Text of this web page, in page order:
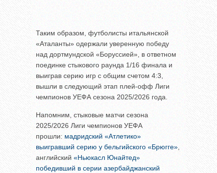
Таким образом, футболисты итальянской
«Аталанты» одержали уверенную победу
над дортмундской «Боруссией», в ответном
поединке стыкового раунда 1/16 финала и
выиграв серию игр с общим счетом 4:3,
вышли в следующий этап плей-офф Лиги
чемпионов УЕФА сезона 2025/2026 года.
Напомним, стыковые матчи сезона
2025/2026 Лиги чемпионов УЕФА
прошли: мадридский «Атлетико»
выигравший серию у бельгийского «Брюгге»
английский «Ньюкасл Юнайтед»
победивший в серии азербайджанский